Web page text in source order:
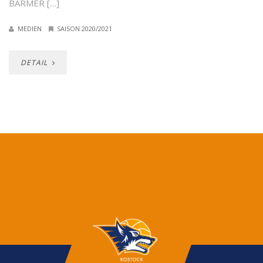
BARMER […]
MEDIEN SAISON 2020/2021
DETAIL